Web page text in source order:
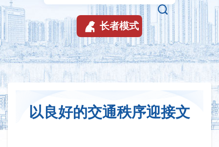

 长者模式
以良好的交通秩序迎接文